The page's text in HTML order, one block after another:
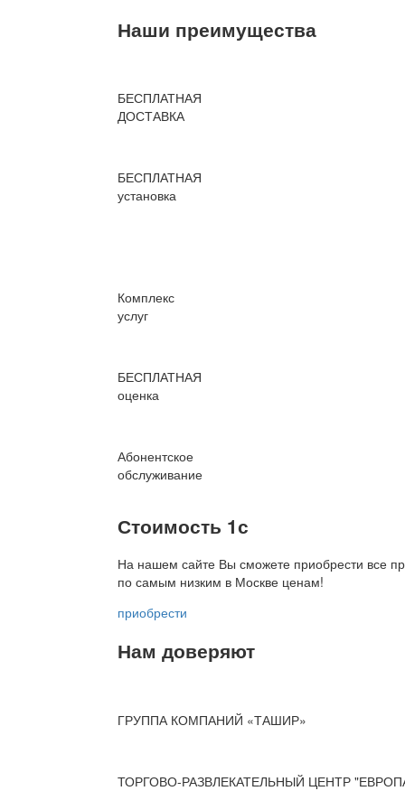
Наши преимущества
БЕСПЛАТНАЯ
ДОСТАВКА
БЕСПЛАТНАЯ
установка
Комплекс
услуг
БЕСПЛАТНАЯ
оценка
Абонентское
обслуживание
Стоимость 1с
На нашем сайте Вы сможете приобрести все
по самым низким в Москве ценам!
приобрести
Нам доверяют
ГРУППА КОМПАНИЙ «ТАШИР»
ТОРГОВО-РАЗВЛЕКАТЕЛЬНЫЙ ЦЕНТР